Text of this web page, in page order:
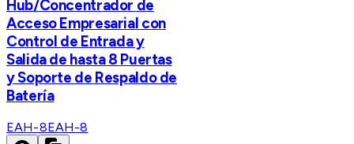
Hub/Concentrador de
Acceso Empresarial con
Control de Entrada y
Salida de hasta 8 Puertas
y Soporte de Respaldo de
Batería
EAH-8EAH-8